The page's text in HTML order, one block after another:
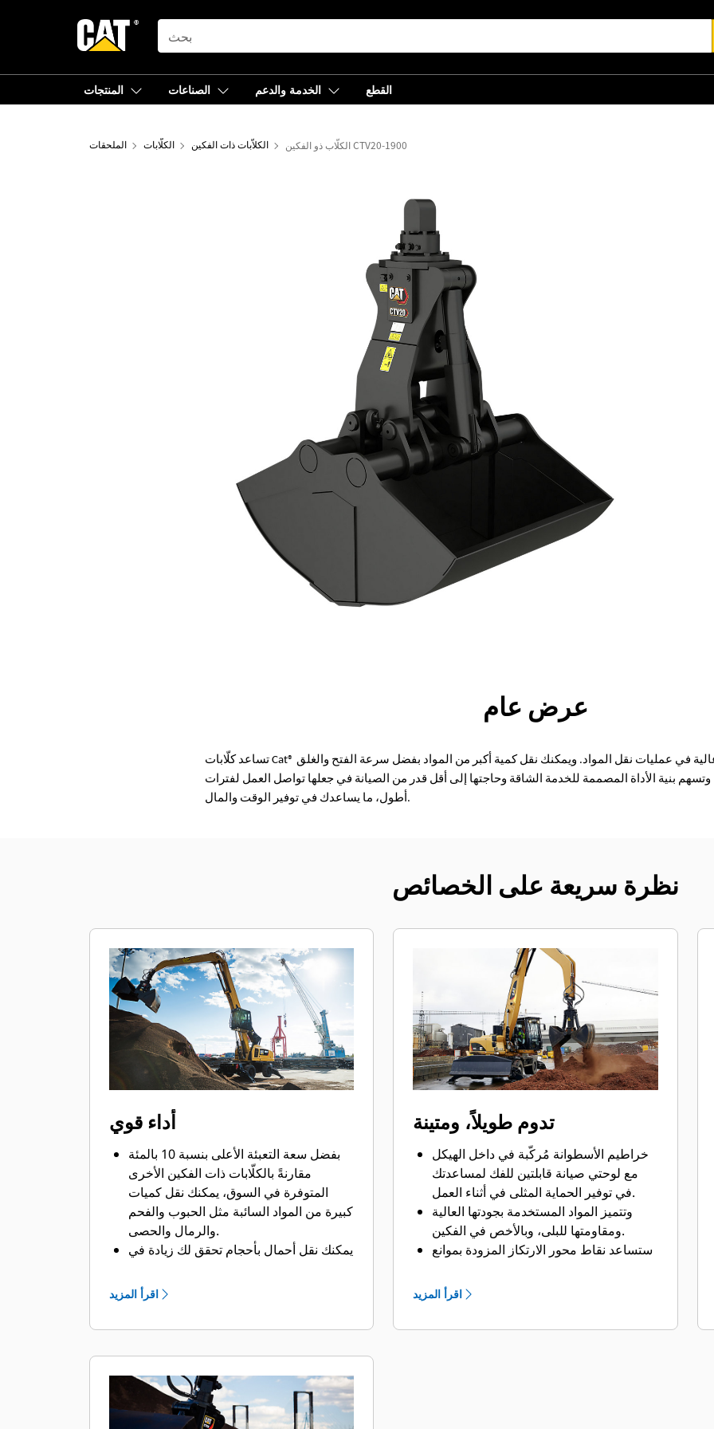
SEARCH
المنتجات الصناعات الخدمة والدعم القطع
الملحقات الكلّابات الكلاّبات ذات الفكين الكلّاب ذو الفكين CTV20-1900
الأدوات
عرض عام
تساعد كلّابات Cat® ذات الفكين في تحقيق إنتاجية عالية في عمليات نقل المواد. ويمكنك نقل كمية أكبر من المواد بفضل سرعة الفتح والغلق
بنية الأداة المصممة للخدمة الشاقة وحاجتها إلى أقل قدر من الصيانة في جعلها تواصل العمل لفترات
أطول، ما يساعدك في توفير الوقت والمال.
نظرة سريعة على الخصائص
أداء قوي
بفضل سعة التعبئة الأعلى بنسبة 10 بالمئة
مقارنةً بالكلّابات ذات الفكين الأخرى
المتوفرة في السوق، يمكنك نقل كميات
كبيرة من المواد السائبة مثل الحبوب والفحم
والرمال والحصى.
يمكنك نقل أحمال بأحجام تحقق لك زيادة في
تساعدك قوة الغلق الكبيرة لفكي الكلّاب
ووقت الفتح والغلق السريع في تقليل وقت
محدد موضع الملحقات PL161 من Cat هو
جهاز Bluetooth يساعدك في العثور على
ملحقاتك بسرعة وسهولة. ويقوم قارئ
اقرأ المزيد
تدوم طويلاً، ومتينة
خراطيم الأسطوانة مُركّبة في داخل الهيكل
مع لوحتي صيانة قابلتين للفك لمساعدتك
في توفير الحماية المثلى في أثناء العمل.
وتتميز المواد المستخدمة بجودتها العالية
ومقاومتها للبلى، وبالأخص في الفكين.
ستساعد نقاط محور الارتكاز المزودة بموانع
توجد أسطوانتان بجودة عالية مزودتان
بمصدات لتلطيف الصدمات الناتجة عن
اقرأ المزيد